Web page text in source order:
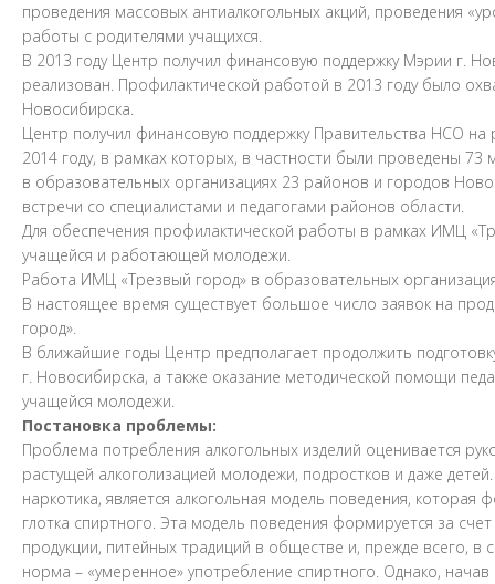
проведения массовых антиалкогольных акций, проведения
работы с родителями учащихся.
В 2013 году Центр получил финансовую поддержку Мэрии г.
реализован. Профилактической работой в 2013 году было
Новосибирска.
Центр получил финансовую поддержку Правительства НСО
2014 году, в рамках которых, в частности были проведены
в образовательных организациях 23 районов и городов
встречи со специалистами и педагогами районов области.
Для обеспечения профилактической работы в рамках ИМЦ
учащейся и работающей молодежи.
Работа ИМЦ «Трезвый город» в образовательных
В настоящее время существует большое число заявок на
город».
В ближайшие годы Центр предполагает продолжить
г. Новосибирска, а также оказание методической помощи
учащейся молодежи.
Постановка проблемы:
Проблема потребления алкогольных изделий оценивается
растущей алкоголизацией молодежи, подростков и даже
наркотика, является алкогольная модель поведения,
глотка спиртного. Эта модель поведения формируется за
продукции, питейных традиций в обществе и, прежде всего,
норма – «умеренное» употребление спиртного. Однако,